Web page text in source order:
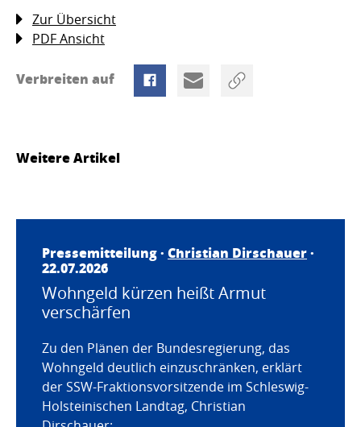
Zur Übersicht
PDF Ansicht
Verbreiten auf
Weitere Artikel
Pressemitteilung · Christian Dirschauer·
22.07.2026
Wohngeld kürzen heißt Armut
verschärfen
Zu den Plänen der Bundesregierung, das
Wohngeld deutlich einzuschränken, erklärt
der SSW-Fraktionsvorsitzende im Schleswig-
Holsteinischen Landtag, Christian